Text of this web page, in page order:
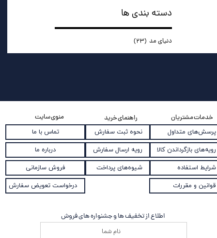
دسته بندی ها
دنیای مد (۲۳)
راهنمای خرید
نحوه ثبت سفارش
رویه ارسال سفارش
شیوه‌های پرداخت
خدمات مشتریان
پرسش‌های متداول
رویه‌های بازگرداندن کالا
شرایط استفاده
قوانین و مقررات
منوی سایت
تماس با ما
درباره ما
فروش سازمانی
درخواست تعویض سفارش
اطلاع از تخفیف ها و جشنواره های فروش